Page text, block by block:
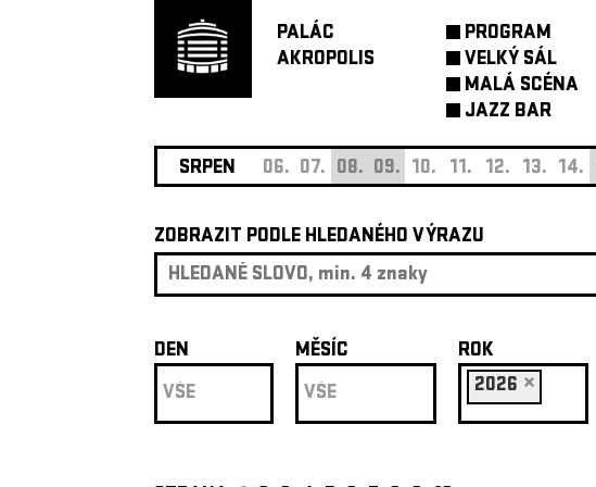
PALÁC
AKROPOLIS
PROGRAM
VELKÝ SÁL
MALÁ SCÉNA
JAZZ BAR
SRPEN 06. 07. 08. 09. 10. 11. 12. 13. 14.
ZOBRAZIT PODLE HLEDANÉHO VÝRAZU
DEN MĚSÍC
ROK
2026